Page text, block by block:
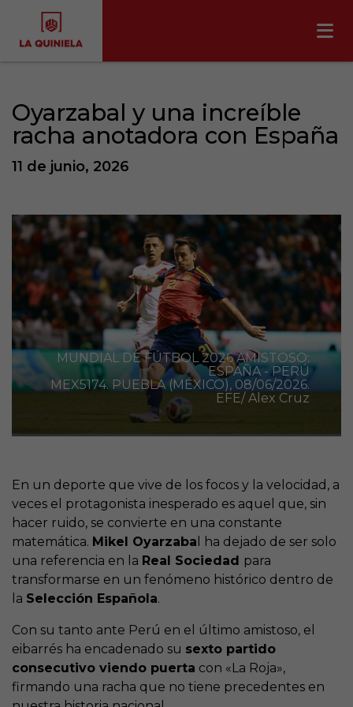
Oyarzabal y una increíble
racha anotadora con España
11 de junio, 2026
MUNDIAL DE FÚTBOL 2026 AMISTOSO:
ESPAÑA - PERÚ
MEX5174. PUEBLA (MÉXICO), 08/06/2026.
EFE/ Alex Cruz
En un deporte que vive de los focos y la velocidad, a
veces el protagonista inesperado es aquel que, sin
hacer ruido, se convierte en una constante
matemática. Mikel Oyarzaba l ha dejado de ser solo
una referencia en la Real Sociedad para
transformarse en un fenómeno histórico dentro de
la Selección Española.
Con su tanto ante Perú en el último amistoso, el
eibarrés ha encadenado su sexto partido
consecutivo viendo puerta con «La Roja»,
firmando una racha que no tiene precedentes en